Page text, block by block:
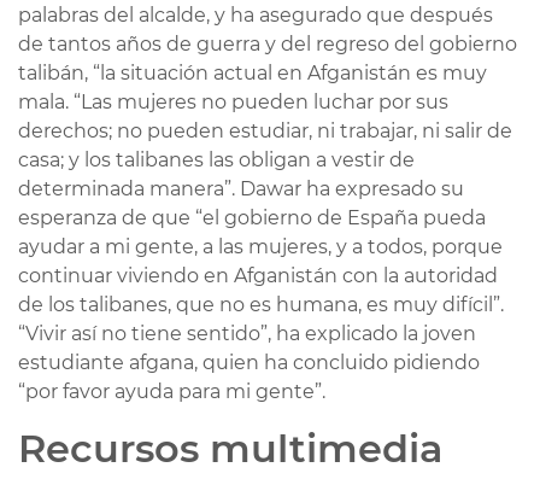
palabras del alcalde, y ha asegurado que después
de tantos años de guerra y del regreso del gobierno
talibán, “la situación actual en Afganistán es muy
mala. “Las mujeres no pueden luchar por sus
derechos; no pueden estudiar, ni trabajar, ni salir de
casa; y los talibanes las obligan a vestir de
determinada manera”. Dawar ha expresado su
esperanza de que “el gobierno de España pueda
ayudar a mi gente, a las mujeres, y a todos, porque
continuar viviendo en Afganistán con la autoridad
de los talibanes, que no es humana, es muy difícil”.
“Vivir así no tiene sentido”, ha explicado la joven
estudiante afgana, quien ha concluido pidiendo
“por favor ayuda para mi gente”.
Recursos multimedia